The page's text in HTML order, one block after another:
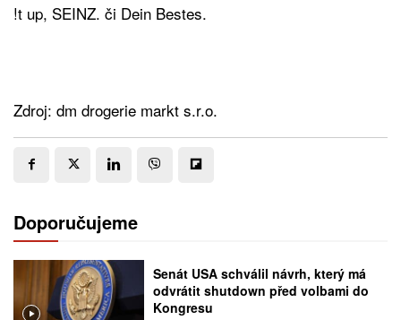
!t up, SEINZ. či Dein Bestes.
Zdroj: dm drogerie markt s.r.o.
Doporučujeme
Senát USA schválil návrh, který má
odvrátit shutdown před volbami do
Kongresu